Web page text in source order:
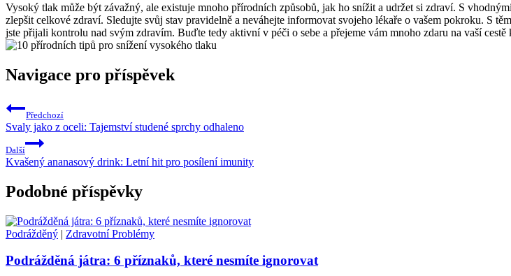
Vysoký tlak může být závažný, ale existuje mnoho přírodních způsobů, jak ho snížit a udržet si zdraví. S
zlepšit celkové zdraví. Sledujte svůj stav pravidelně a neváhejte informovat svojeho lékaře o vašem pokroku. S
jste přijali kontrolu nad svým zdravím. Buďte tedy aktivní v péči o sebe a přejeme vám mnoho zdaru na vaší cestě
Navigace pro příspěvek
Předchozí
Svaly jako z oceli: Tajemství studené sprchy odhaleno
Další
Kvašený ananasový drink: Letní hit pro posílení imunity
Podobné příspěvky
Podrážděný | Zdravotní Problémy
Podrážděná játra: 6 příznaků, které nesmíte ignorovat